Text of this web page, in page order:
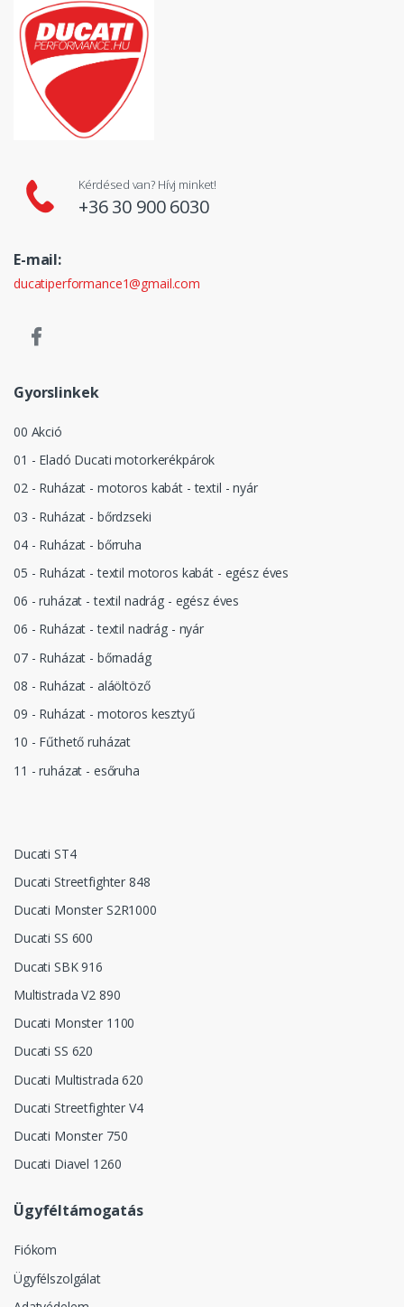
Kérdésed van? Hívj minket!
+36 30 900 6030
E-mail:
ducatiperformance1@gmail.com
Gyorslinkek
00 Akció
01 - Eladó Ducati motorkerékpárok
02 - Ruházat - motoros kabát - textil - nyár
03 - Ruházat - bőrdzseki
04 - Ruházat - bőrruha
05 - Ruházat - textil motoros kabát - egész éves
06 - ruházat - textil nadrág - egész éves
06 - Ruházat - textil nadrág - nyár
07 - Ruházat - bőrnadág
08 - Ruházat - aláöltöző
09 - Ruházat - motoros kesztyű
10 - Fűthető ruházat
11 - ruházat - esőruha
Ducati ST4
Ducati Streetfighter 848
Ducati Monster S2R1000
Ducati SS 600
Ducati SBK 916
Multistrada V2 890
Ducati Monster 1100
Ducati SS 620
Ducati Multistrada 620
Ducati Streetfighter V4
Ducati Monster 750
Ducati Diavel 1260
Ügyféltámogatás
Fiókom
Ügyfélszolgálat